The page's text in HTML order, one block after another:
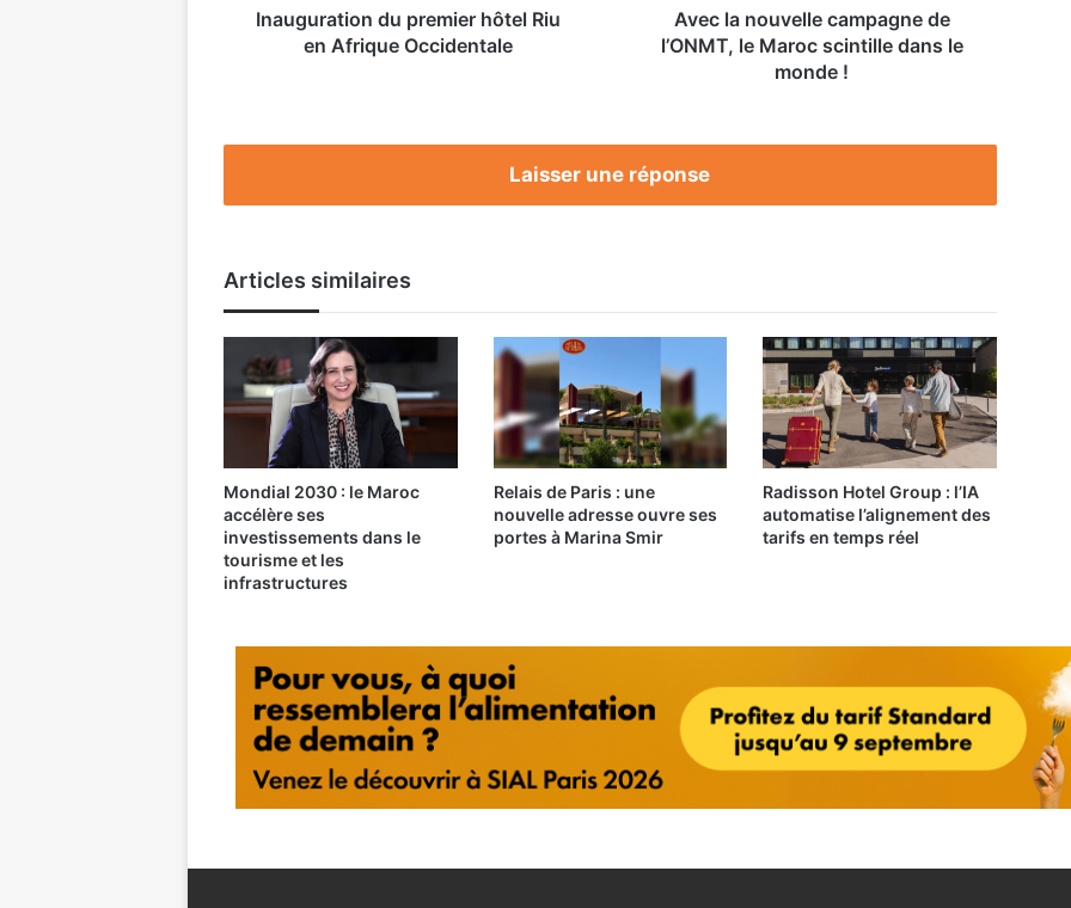
Inauguration du premier hôtel Riu
en Afrique Occidentale
Avec la nouvelle campagne de
l’ONMT, le Maroc scintille dans le
monde !
Laisser une réponse
Articles similaires
Mondial 2030 : le Maroc
accélère ses
investissements dans le
tourisme et les
infrastructures
Relais de Paris : une
nouvelle adresse ouvre ses
portes à Marina Smir
Radisson Hotel Group : l’IA
automatise l’alignement des
tarifs en temps réel